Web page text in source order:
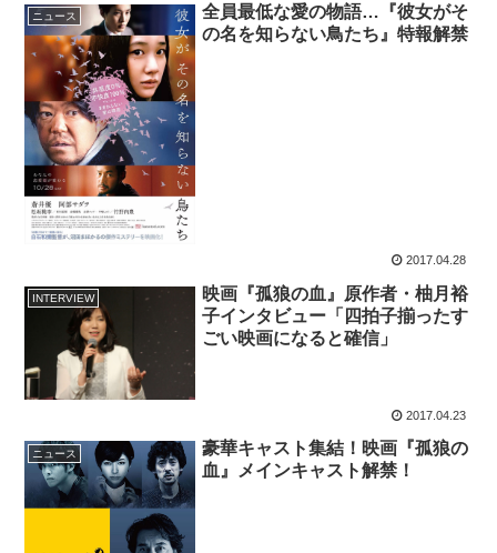
ニュース
全員最低な愛の物語…『彼女がそ
の名を知らない鳥たち』特報解禁
2017.04.28
INTERVIEW
映画『孤狼の血』原作者・柚月裕
子インタビュー「四拍子揃ったす
ごい映画になると確信」
2017.04.23
ニュース
豪華キャスト集結！映画『孤狼の
血』メインキャスト解禁！